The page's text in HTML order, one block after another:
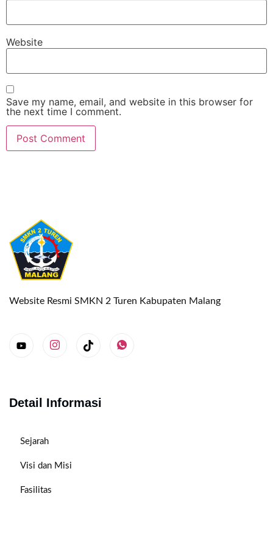
Website
Save my name, email, and website in this browser for
the next time I comment.
Website Resmi SMKN 2 Turen Kabupaten Malang
Detail Informasi
Sejarah
Visi dan Misi
Fasilitas